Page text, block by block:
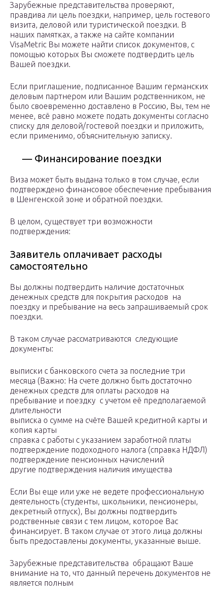
Зарубежные представительства проверяют,
правдива ли цель поездки, например, цель гостевого
визита, деловой или туристической поездки. В
наших памятках, а также на сайте компании
VisaMetric Вы можете найти список документов, с
помощью которых Вы сможете подтвердить цель
Вашей поездки.
Если приглашение, подписанное Вашим германских
деловым партнером или Вашим родственником, не
было своевременно доставлено в Россию, Вы, тем не
менее, всё равно можете подать документы согласно
списку для деловой/гостевой поездки и приложить,
если применимо, объяснительную записку.
— Финансирование поездки
Виза может быть выдана только в том случае, если
подтверждено финансовое обеспечение пребывания
в Шенгенской зоне и обратной поездки.
В целом, существует три возможности
подтверждения:
Заявитель оплачивает расходы
самостоятельно
Вы должны подтвердить наличие достаточных
денежных средств для покрытия расходов на
поездку и пребывание на весь запрашиваемый срок
поездки.
В таком случае рассматриваются следующие
документы:
выписки с банковского счета за последние три
месяца (Важно: На счете должно быть достаточно
денежных средств для оплаты расходов на
пребывание и поездку с учетом её предполагаемой
длительности
выписка о сумме на счёте Вашей кредитной карты и
копия карты
справка с работы с указанием заработной платы
подтверждение подоходного налога (справка НДФЛ)
подтверждение пенсионных начислений
другие подтверждения наличия имущества
Если Вы еще или уже не ведете профессиональную
деятельность (студенты, школьники, пенсионеры,
декретный отпуск), Вы должны подтвердить
родственные связи с тем лицом, которое Вас
финансирует. В таком случае от этого лица должны
быть предоставлены документы, указанные выше.
Зарубежные представительства обращают Ваше
внимание на то, что данный перечень документов не
является полным